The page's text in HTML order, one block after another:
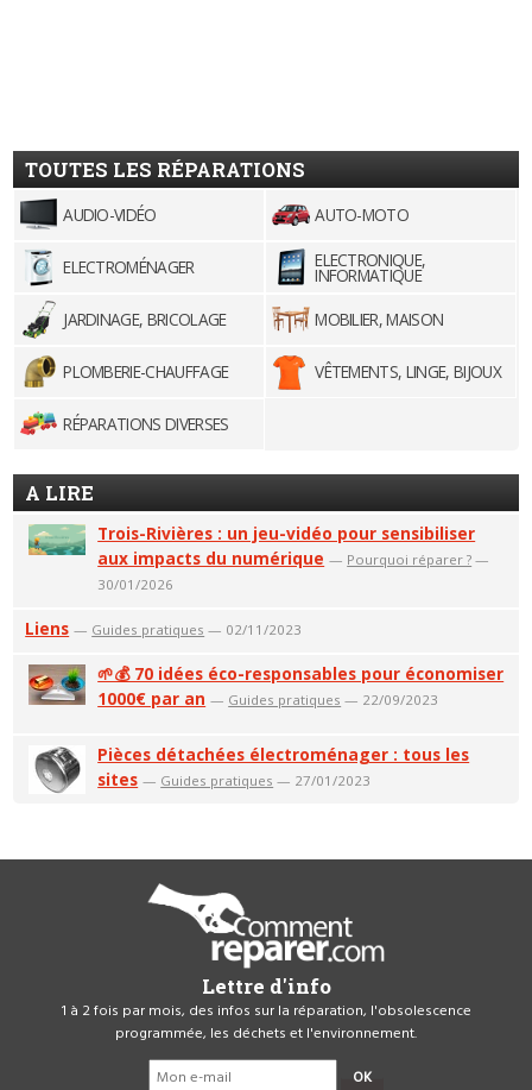
TOUTES LES RÉPARATIONS
AUDIO-VIDÉO AUTO-MOTO
ELECTROMÉNAGER ELECTRONIQUE,
INFORMATIQUE
JARDINAGE, BRICOLAGE
MOBILIER, MAISON
PLOMBERIE-CHAUFFAGE VÊTEMENTS, LINGE, BIJOUX
RÉPARATIONS DIVERSES
A LIRE
Trois-Rivières : un jeu-vidéo pour sensibiliser
aux impacts du numérique — Pourquoi réparer ? —
30/01/2026
Liens — Guides pratiques — 02/11/2023
🌱💰 70 idées éco-responsables pour économiser
1000€ par an — Guides pratiques — 22/09/2023
Pièces détachées électroménager : tous les
sites — Guides pratiques — 27/01/2023
Lettre d'info
1 à 2 fois par mois, des infos sur la réparation, l'obsolescence
programmée, les déchets et l'environnement.
OK